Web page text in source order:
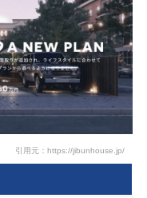
引用元：https://jibunhouse.jp/